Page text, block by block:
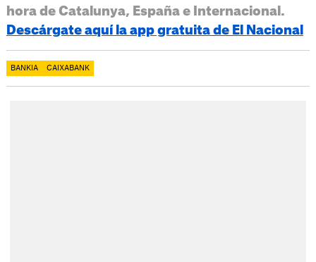
hora de Catalunya, España e Internacional.
Descárgate aquí la app gratuita de El Nacional
BANKIA CAIXABANK